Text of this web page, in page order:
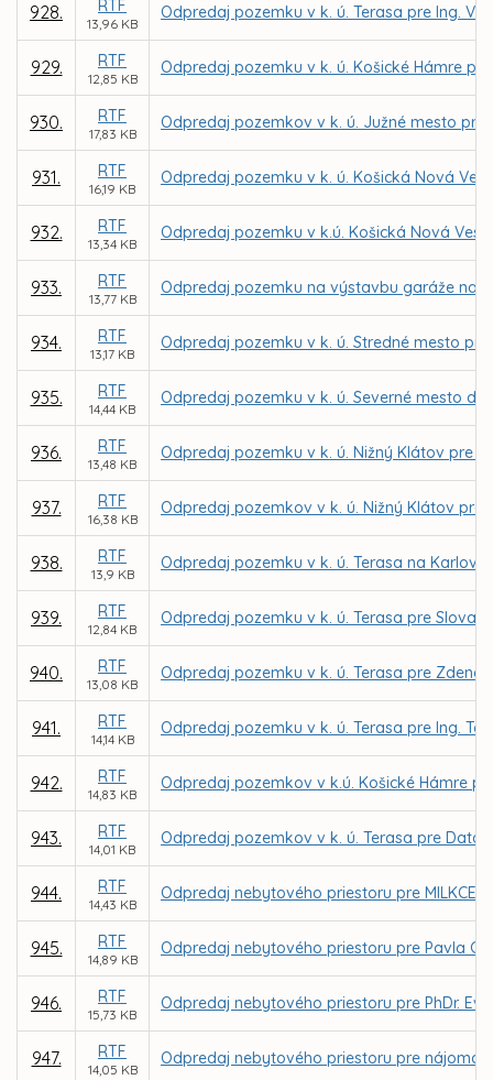
928. RTF
13,96 KB
Odpredaj pozemku v k. ú. Terasa pre Ing.
929. RTF
12,85 KB
Odpredaj pozemku v k. ú. Košické Hámre
930. RTF
17,83 KB
Odpredaj pozemkov v k. ú. Južné mesto
931. RTF
16,19 KB
Odpredaj pozemku v k. ú. Košická Nová
932. RTF
13,34 KB
Odpredaj pozemku v k.ú. Košická Nová Ves
933. RTF
13,77 KB
Odpredaj pozemku na výstavbu garáže na
934. RTF
13,17 KB
Odpredaj pozemku v k. ú. Stredné mesto pre
935. RTF
14,44 KB
Odpredaj pozemku v k. ú. Severné mesto
936. RTF
13,48 KB
Odpredaj pozemku v k. ú. Nižný Klátov pre
937. RTF
16,38 KB
Odpredaj pozemkov v k. ú. Nižný Klátov pre
938. RTF
13,9 KB
Odpredaj pozemku v k. ú. Terasa na
939. RTF
12,84 KB
Odpredaj pozemku v k. ú. Terasa pre Slovak
940. RTF
13,08 KB
Odpredaj pozemku v k. ú. Terasa pre Zdena
941. RTF
14,14 KB
Odpredaj pozemku v k. ú. Terasa pre Ing.
942. RTF
14,83 KB
Odpredaj pozemkov v k.ú. Košické Hámre
943. RTF
14,01 KB
Odpredaj pozemkov v k. ú. Terasa pre
944. RTF
14,43 KB
Odpredaj nebytového priestoru pre
945. RTF
14,89 KB
Odpredaj nebytového priestoru pre Pavla
946. RTF
15,73 KB
Odpredaj nebytového priestoru pre PhDr. Evu
947. RTF
14,05 KB
Odpredaj nebytového priestoru pre nájomcu